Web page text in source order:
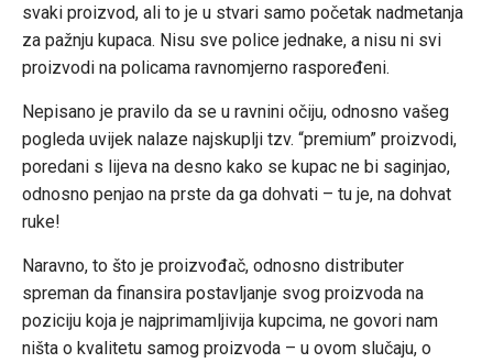
svaki proizvod, ali to je u stvari samo početak nadmetanja
za pažnju kupaca. Nisu sve police jednake, a nisu ni svi
proizvodi na policama ravnomjerno raspoređeni.
Nepisano je pravilo da se u ravnini očiju, odnosno vašeg
pogleda uvijek nalaze najskuplji tzv. “premium” proizvodi,
poredani s lijeva na desno kako se kupac ne bi saginjao,
odnosno penjao na prste da ga dohvati – tu je, na dohvat
ruke!
Naravno, to što je proizvođač, odnosno distributer
spreman da finansira postavljanje svog proizvoda na
poziciju koja je najprimamljivija kupcima, ne govori nam
ništa o kvalitetu samog proizvoda – u ovom slučaju, o